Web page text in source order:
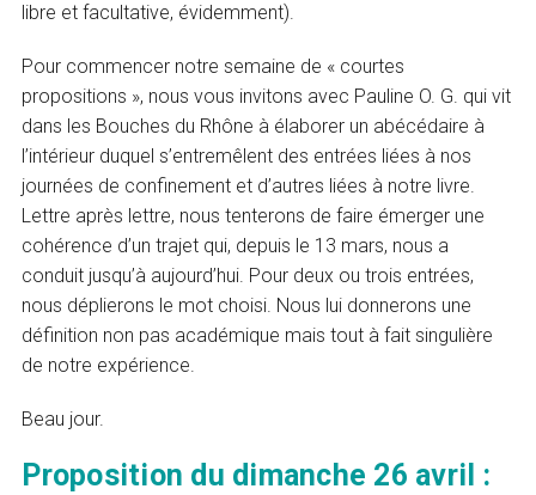
libre et facultative, évidemment).
Pour commencer notre semaine de « courtes
propositions », nous vous invitons avec Pauline O. G. qui vit
dans les Bouches du Rhône à élaborer un abécédaire à
l’intérieur duquel s’entremêlent des entrées liées à nos
journées de confinement et d’autres liées à notre livre.
Lettre après lettre, nous tenterons de faire émerger une
cohérence d’un trajet qui, depuis le 13 mars, nous a
conduit jusqu’à aujourd’hui. Pour deux ou trois entrées,
nous déplierons le mot choisi. Nous lui donnerons une
définition non pas académique mais tout à fait singulière
de notre expérience.
Beau jour.
Proposition du dimanche 26 avril :